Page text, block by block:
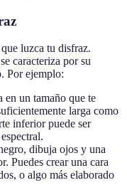
luzca tu disfraz.
caracteriza por su
Por ejemplo:
en un tamaño que te
larga como
inferior puede ser
dibuja ojos y una
Puedes crear una cara
o algo más elaborado